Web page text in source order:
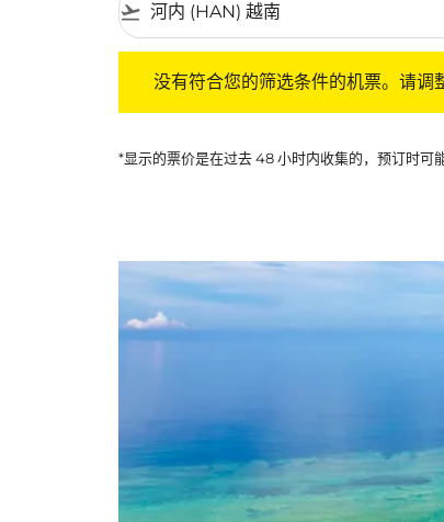
flight_takeoff
没有符合您的筛选条件的机票。请调
*显示的票价是在过去 48 小时内收集的，预订时可